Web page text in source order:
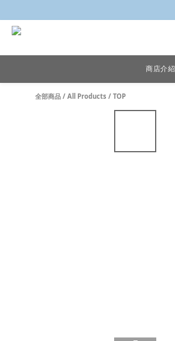
商店介紹
全部商品 / All Products / TOP